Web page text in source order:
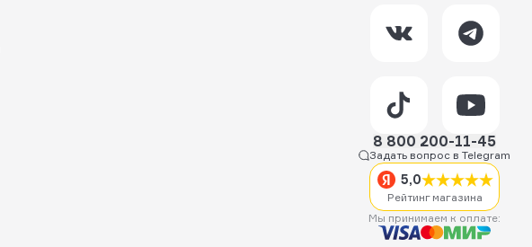
8 800 200-11-45
Задать вопрос в Telegram
5,0
Рейтинг магазина
Мы принимаем к оплате: